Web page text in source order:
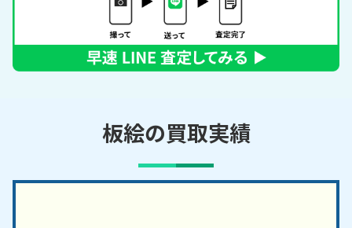
板絵の買取実績